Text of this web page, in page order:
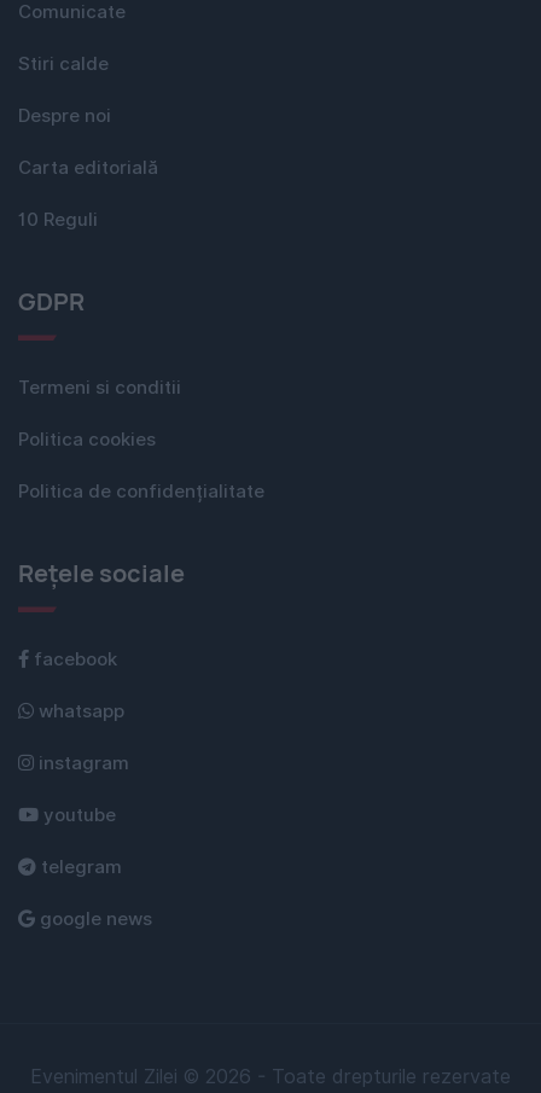
Comunicate
Stiri calde
Despre noi
Carta editorială
10 Reguli
GDPR
Termeni si conditii
Politica cookies
Politica de confidențialitate
Rețele sociale
facebook
whatsapp
instagram
youtube
telegram
google news
Evenimentul Zilei © 2026 - Toate drepturile rezervate